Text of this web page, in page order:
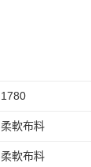
1780
柔軟布料
柔軟布料